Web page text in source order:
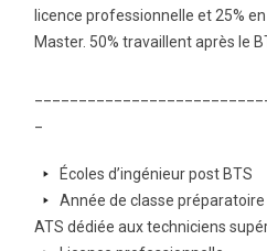
right
licence professionnelle et 25%
Master. 50% travaillent après le
arrow-
right
Écoles d’ingénieur post BTS
arrow-
right
Année de classe
ATS dédiée aux techniciens